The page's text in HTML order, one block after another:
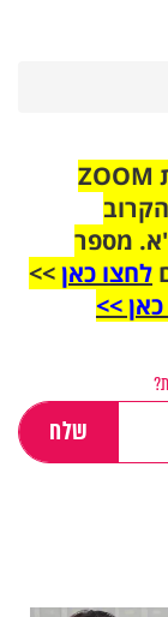
הצטרפו לקבוצת הוואטסאפ לקראת ZOOM
מספר
לחצו כאן>>
>>